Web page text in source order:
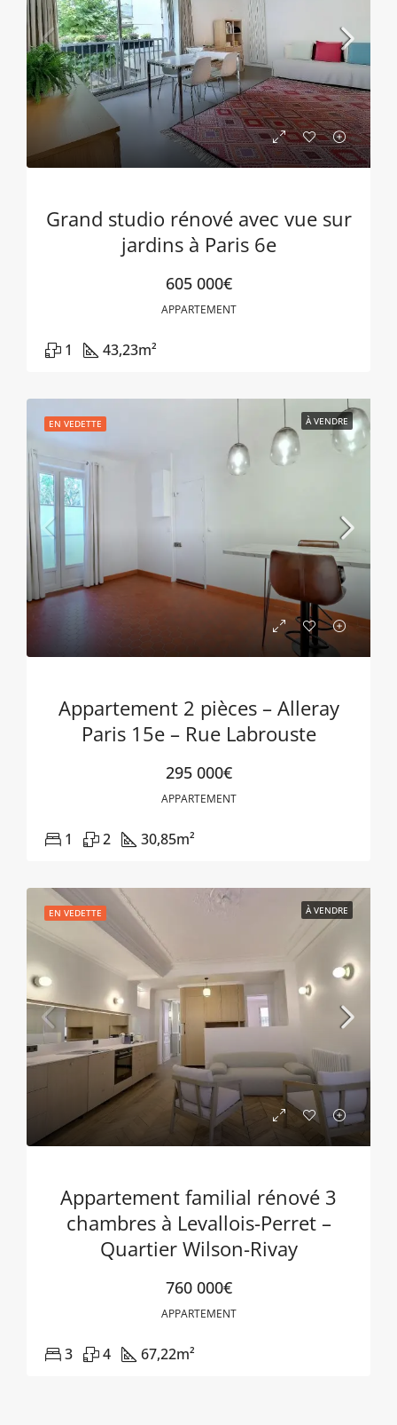
Grand studio rénové avec vue sur
jardins à Paris 6e
605 000€
APPARTEMENT
1 43,23m²
EN VEDETTE À VENDRE
Appartement 2 pièces – Alleray
Paris 15e – Rue Labrouste
295 000€
APPARTEMENT
1 2 30,85m²
EN VEDETTE À VENDRE
Appartement familial rénové 3
chambres à Levallois-Perret –
Quartier Wilson-Rivay
760 000€
APPARTEMENT
3 4 67,22m²